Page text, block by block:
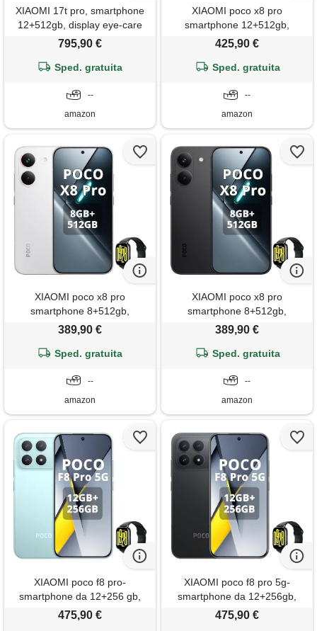
XIAOMI 17t pro, smartphone
12+512gb, display eye-care
da 6,83 a 144hz, batteria al
(tip), teleobiettivo leica 5x,
violet, included watch
795,90 €
Sped. gratuita
--
amazon
XIAOMI poco x8 pro
smartphone 12+512gb,
processore dimensity 8500-
sensore sony imx882 da 50
mp, bianco, incluso smart
watch
425,90 €
Sped. gratuita
--
amazon
XIAOMI poco x8 pro
smartphone 8+512gb,
processore dimensity 8500-
ultra, batteria da 6500 m. Ah,
sensore sony imx882 da 50
mp, bianco, incluso smart
watch
389,90 €
Sped. gratuita
--
amazon
XIAOMI poco x8 pro
smartphone 8+512gb,
processore dimensity 8500-
ultra, batteria da 6500 m. Ah,
sensore sony imx882 da 50
mp, nero, incluso smart watch
389,90 €
Sped. gratuita
--
amazon
XIAOMI poco f8 pro-
smartphone da 12+256 gb,
tripla fotocamera da 50 mp
475,90 €
XIAOMI poco f8 pro 5g-
smartphone da 12+256gb,
tripla fotocamera da 50mp
475,90 €